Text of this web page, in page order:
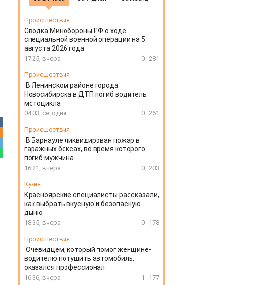
Происшествия
Сводка Минобороны РФ о ходе
специальной военной операции на 5
августа 2026 года
17:25, вчера 0 281
Происшествия
В Ленинском районе города
Новосибирска в ДТП погиб водитель
мотоцикла
04:03, сегодня 0 261
Происшествия
В Барнауле ликвидирован пожар в
гаражных боксах, во время которого
погиб мужчина
16:21, вчера 0 203
Кухня
Красноярские специалисты рассказали,
как выбрать вкусную и безопасную
дыню
18:35, вчера 0 178
Происшествия
Очевидцем, который помог женщине-
водителю потушить автомобиль,
оказался профессионал
16:36, вчера 1 177